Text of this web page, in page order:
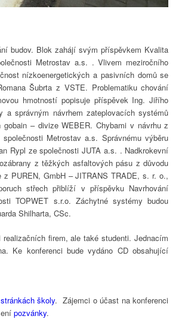
budov. Blok zahájí svým příspěvkem Kvalita
Metrostav a.s. . Vlivem meziročního
nízkoenergetických a pasivních domů se
Šubrta z VSTE. Problematiku chování
hmotností popisuje příspěvek Ing. Jiřího
správným návrhem zateplovacích systémů
– divize WEBER. Chybami v návrhu z
Metrostav a.s. Správnému výběru
Rypl ze společnosti JUTA a.s. . Nadkrokevní
z těžkých asfaltových pásu z důvodu
PUREN, GmbH – JITRANS TRADE, s. r. o.,
střech přiblíží v příspěvku Navrhování
TOPWET s.r.o. Záchytné systémy budou
Shilharta, CSc.
firem, ale také studenti. Jednacím
Ke konferenci bude vydáno CD obsahující
stránkách školy. Zájemci o účast na konferenci
pozvánky.